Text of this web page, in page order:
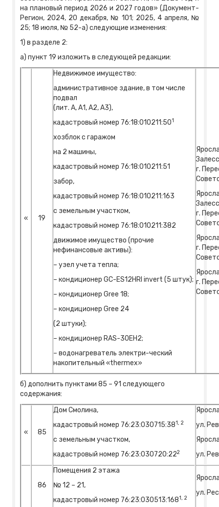
на плановый период 2026 и 2027 годов» (Документ-
Регион, 2024, 20 декабря, № 101; 2025, 4 апреля, №
25; 18 июля, № 52-а) следующие изменения:
1) в разделе 2:
а) пункт 19 изложить в следующей редакции:
« 19
Недвижимое имущество:
административное здание, в том числе
подвал
(лит. А, А1, А2, А3),
кадастровый номер 76:18:010211:501
хозблок с гаражом
на 2 машины,
кадастровый номер 76:18:010211:51
забор,
кадастровый номер 76:18:010211:163
с земельным участком,
кадастровый номер 76:18:010211:382
движимое имущество (прочие
нефинансовые активы):
– узел учета тепла;
– кондиционер GC-ES12HRI invert (5 штук);
– кондиционер Gree 18;
– кондиционер Gree 24
(2 штуки);
– кондиционер RAS-30EH2;
– водонагреватель электри-ческий
накопительный «thermex»
г.
г.
г.
г.
б) дополнить пунктами 85 – 91 следующего
содержания:
« 85
Дом Смолина,
кадастровый номер 76:23:030715:381, 2
с земельным участком,
кадастровый номер 76:23:030720:222
ул.
ул.
86
Помещения 2 этажа
№ 12 – 21,
кадастровый номер 76:23:030513:1681, 2
ул.